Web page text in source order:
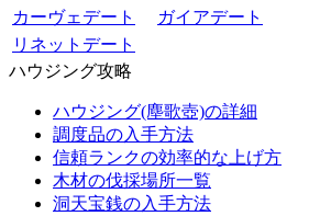
カーヴェデート
ガイアデート
リネットデート
ハウジング攻略
ハウジング(塵歌壺)の詳細
調度品の入手方法
信頼ランクの効率的な上げ方
木材の伐採場所一覧
洞天宝銭の入手方法